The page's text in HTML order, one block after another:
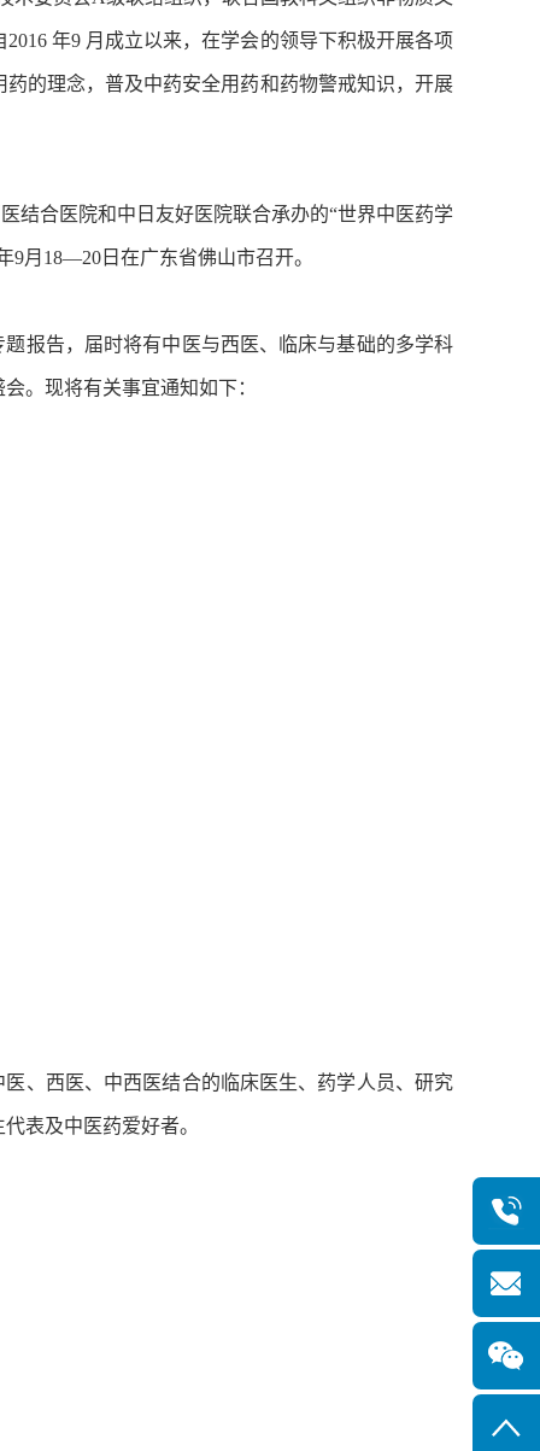
年9 月成立以来，在学会的领导下积极开展各项
的理念，普及中药安全用药和药物警戒知识，开展
合医院和中日友好医院联合承办的“世界中医药学
9月18—20日在广东省佛山市召开。
告，届时将有中医与西医、临床与基础的多学科
。现将有关事宜通知如下：
西医、中西医结合的临床医生、药学人员、研究
表及中医药爱好者。